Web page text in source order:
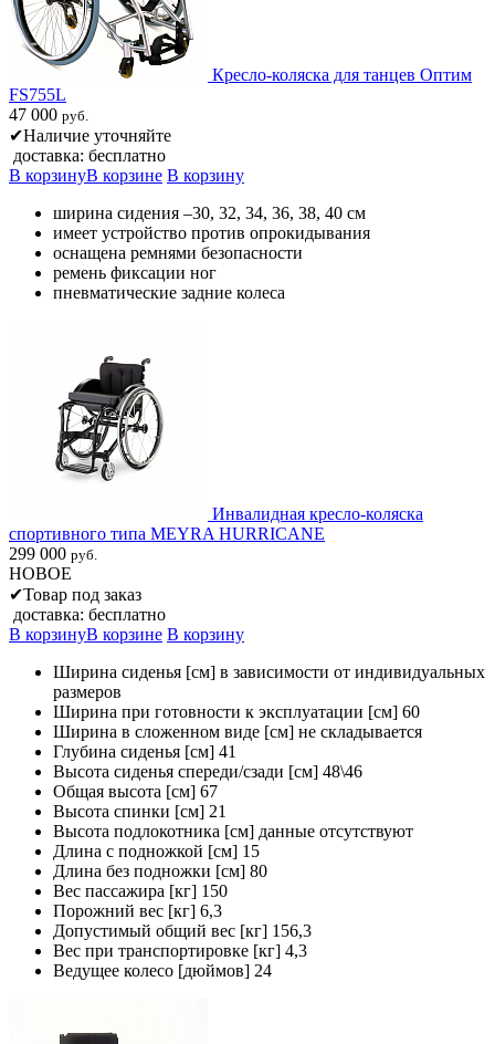
Кресло-коляска для танцев Оптим
FS755L
47 000 руб.
✔Наличие уточняйте
доставка: бесплатно
В корзинуВ корзине В корзину
ширина сидения –30, 32, 34, 36, 38, 40 см
имеет устройство против опрокидывания
оснащена ремнями безопасности
ремень фиксации ног
пневматические задние колеса
Инвалидная кресло-коляска
спортивного типа MEYRA HURRICANE
299 000 руб.
НОВОЕ
✔Товар под заказ
доставка: бесплатно
В корзинуВ корзине В корзину
Ширина сиденья [см] в зависимости от индивидуальных
размеров
Ширина при готовности к эксплуатации [см] 60
Ширина в сложенном виде [см] не складывается
Глубина сиденья [см] 41
Высота сиденья спереди/сзади [см] 48\46
Общая высота [см] 67
Высота спинки [см] 21
Высота подлокотника [см] данные отсутствуют
Длина с подножкой [см] 15
Длина без подножки [см] 80
Вес пассажира [кг] 150
Порожний вес [кг] 6,3
Допустимый общий вес [кг] 156,3
Вес при транспортировке [кг] 4,3
Ведущее колесо [дюймов] 24